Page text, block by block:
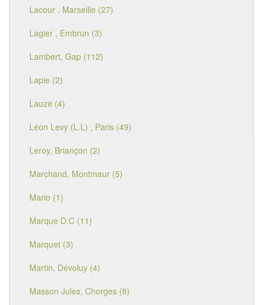
Lacour , Marseille (27)
Lagier , Embrun (3)
Lambert, Gap (112)
Lapie (2)
Lauze (4)
Léon Levy (L.L) , Paris (49)
Leroy, Briançon (2)
Marchand, Montmaur (5)
Mario (1)
Marque D.C (11)
Marquet (3)
Martin, Dévoluy (4)
Masson Jules, Chorges (8)